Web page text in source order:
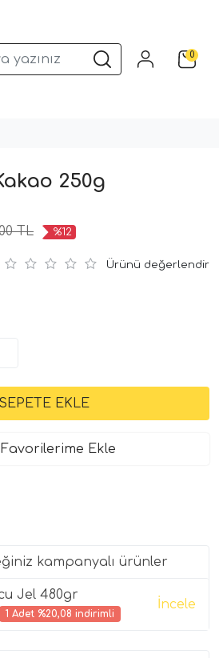
Sunum Gereçleri Kalıplar0
250g
TL %12
Ürünü değerlendir
Favorilerime Ekle
kampanyalı ürünler
Jel 480gr
1 Adet %20,08 indirimli
İncele